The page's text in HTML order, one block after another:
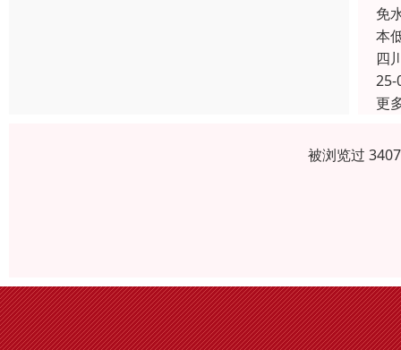
免
本
四
25-
更
被浏览过